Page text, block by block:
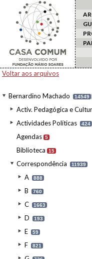
Voltar aos arquivos
Bernardino Machado 14549
Activ. Pedagógica e
Actividades Políticas 424
Agendas 5
Biblioteca 15
Correspondência 11939
A 888
B 760
C 1663
D 193
E 59
F 821